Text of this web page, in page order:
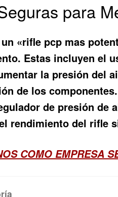
para
«rifle pcp mas
Estas incluyen el
la presión del
de los
de presión de
rendimiento del rifle
COMO EMPRESA